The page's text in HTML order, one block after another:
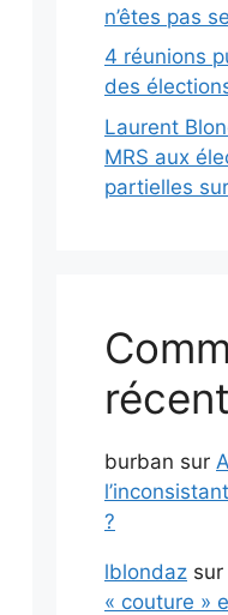
n’êtes pas
4 réunions
des
Laurent
MRS aux
partielles
burban sur
?
lblondaz sur
« couture »